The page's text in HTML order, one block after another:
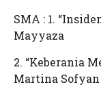
SMA : 1.
Mayyaza
2. “Keberania
Martina Sofyan